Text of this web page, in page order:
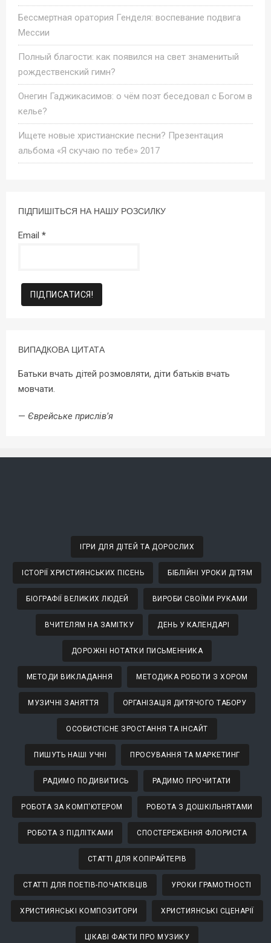
Бессмертная оратория Генделя: воспевание подвига
Мессии
Полный благости: как появился на свет знаменитый
рождественский гимн?
Онегин Гаджикасимов: о чём поэт беседовал с Богом в
келье?
Ищете новые христианские песни? Презентация
альбома «Я скучаю по тебе» 2017
ПІДПИШІТЬСЯ НА НАШУ РОЗСИЛКУ
Email *
ВИПАДКОВА ЦИТАТА
Батьки вчать дітей розмовляти, діти батьків вчать
мовчати.
— Єврейське прислів’я
ІГРИ ДЛЯ ДІТЕЙ ТА ДОРОСЛИХ
ІСТОРІЇ ХРИСТИЯНСЬКИХ ПІСЕНЬ БІБЛІЙНІ УРОКИ ДІТЯМ
БІОГРАФІЇ ВЕЛИКИХ ЛЮДЕЙ ВИРОБИ СВОЇМИ РУКАМИ
ВЧИТЕЛЯМ НА ЗАМІТКУ ДЕНЬ У КАЛЕНДАРІ
ДОРОЖНІ НОТАТКИ ПИСЬМЕННИКА
МЕТОДИ ВИКЛАДАННЯ МЕТОДИКА РОБОТИ З ХОРОМ
МУЗИЧНІ ЗАНЯТТЯ ОРГАНІЗАЦІЯ ДИТЯЧОГО ТАБОРУ
ОСОБИСТІСНЕ ЗРОСТАННЯ ТА ІНСАЙТ
ПИШУТЬ НАШІ УЧНІ ПРОСУВАННЯ ТА МАРКЕТИНГ
РАДИМО ПОДИВИТИСЬ РАДИМО ПРОЧИТАТИ
РОБОТА ЗА КОМП'ЮТЕРОМ РОБОТА З ДОШКІЛЬНЯТАМИ
РОБОТА З ПІДЛІТКАМИ СПОСТЕРЕЖЕННЯ ФЛОРИСТА
СТАТТІ ДЛЯ КОПІРАЙТЕРІВ
СТАТТІ ДЛЯ ПОЕТІВ-ПОЧАТКІВЦІВ УРОКИ ГРАМОТНОСТІ
ХРИСТИЯНСЬКІ КОМПОЗИТОРИ ХРИСТИЯНСЬКІ СЦЕНАРІЇ
ЦІКАВІ ФАКТИ ПРО МУЗИКУ